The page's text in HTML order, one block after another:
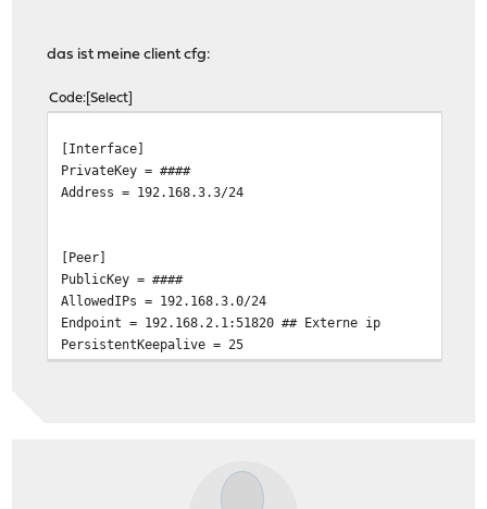
das ist meine client cfg:
Code Select
[Interface]
PrivateKey = ####
Address = 192.168.3.3/24
[Peer]
PublicKey = ####
AllowedIPs = 192.168.3.0/24
Endpoint = 192.168.2.1:51820 ## Externe ip
PersistentKeepalive = 25